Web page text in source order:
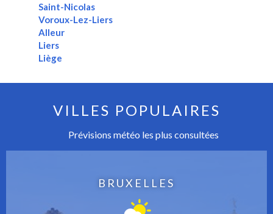
Saint-Nicolas
Voroux-Lez-Liers
Alleur
Liers
Liège
VILLES POPULAIRES
Prévisions météo les plus consultées
BRUXELLES